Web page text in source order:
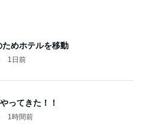
めホテルを移動
1日前
ってきた！！
1時間前